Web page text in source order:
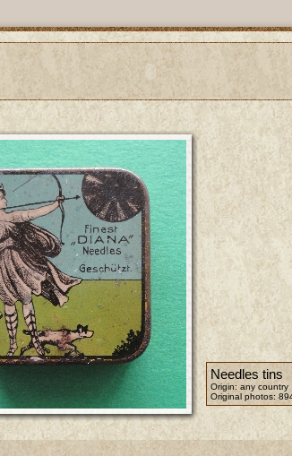
Needles tins
Origin: any country
Original photos: